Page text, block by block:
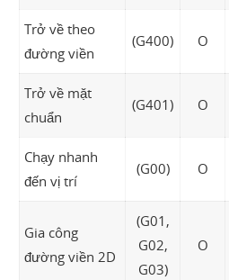
Trở về theo
đường viền
(G400) O
Trở về mặt
chuẩn
(G401) O
Chạy nhanh
đến vị trí
(G00) O
Gia công
đường viền 2D
(G01,
G02,
G03)
O